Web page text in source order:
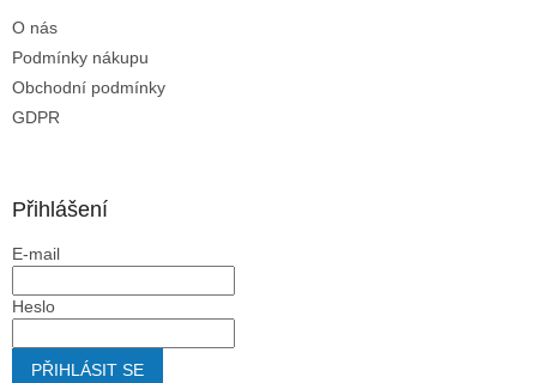
O nás
Podmínky nákupu
Obchodní podmínky
GDPR
Přihlášení
E-mail
Heslo
PŘIHLÁSIT SE